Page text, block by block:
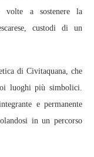
volte a sostenere la
custodi di un
di Civitaquana, che
luoghi più simbolici.
e permanente
in un percorso